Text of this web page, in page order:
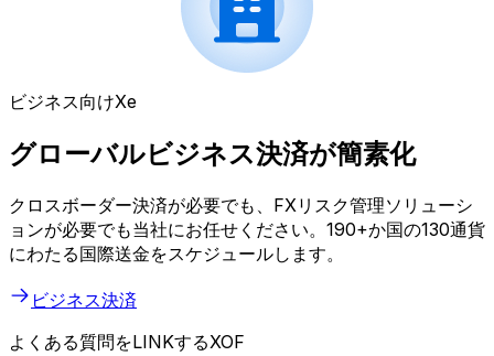
ビジネス向けXe
グローバルビジネス決済が簡素化
クロスボーダー決済が必要でも、FXリスク管理ソリューシ
ョンが必要でも当社にお任せください。190+か国の130通貨
にわたる国際送金をスケジュールします。
ビジネス決済
よくある質問をLINKするXOF